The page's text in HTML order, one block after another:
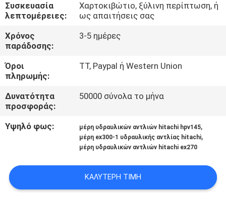
ΜΑΣ
ΕΛΆΤΕ
ΣΕ
ΕΠΑΦΉ
ΜΕ
ΕΙΔΉΣΕΙΣ
ΠΕΡΙΠΤΏΣΕΙΣ
SITEMAP
Συσκευασία
λεπτομέρειες:
Χαρτοκιβώτιο, ξύλινη περίπτωση, ή
ως απαιτήσεις σας
Χρόνος
παράδοσης:
3-5 ημέρες
Όροι
πληρωμής:
TT, Paypal ή Western Union
Δυνατότητα
προσφοράς:
50000 σύνολα το μήνα
Υψηλό φως: μέρη υδραυλικών αντλιών hitachi hpv145,
μέρη ex300-1 υδραυλικής αντλίας hitachi,
μέρη υδραυλικών αντλιών hitachi ex270
ΚΑΛΎΤΕΡΗ ΤΙΜΉ